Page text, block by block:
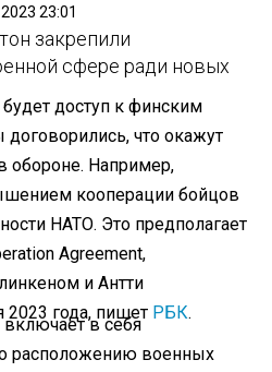
23:01
закрепили
сфере ради новых
доступ к финским
что окажут
обороне. Например,
кооперации бойцов
НАТО. Это предполагает
Agreement,
и Антти
2023 года, пишет РБК.
в себя
расположению военных